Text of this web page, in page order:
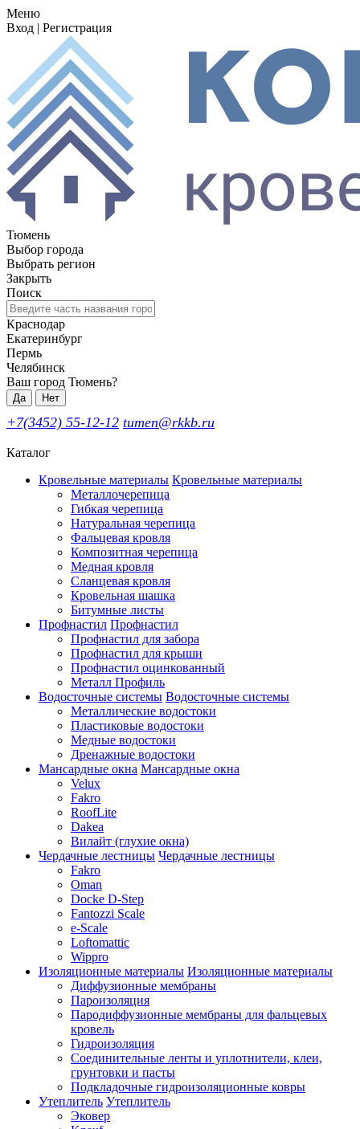
Меню
Вход | Регистрация
Тюмень
Выбор города
Выбрать регион
Закрыть
Поиск
Краснодар
Екатеринбург
Пермь
Челябинск
Ваш город Тюмень?
Да Нет
+7(3452) 55-12-12 tumen@rkkb.ru
Каталог
Кровельные материалы Кровельные материалы
Металлочерепица
Гибкая черепица
Натуральная черепица
Фальцевая кровля
Композитная черепица
Медная кровля
Сланцевая кровля
Кровельная шашка
Битумные листы
Профнастил Профнастил
Профнастил для забора
Профнастил для крыши
Профнастил оцинкованный
Металл Профиль
Водосточные системы Водосточные системы
Металлические водостоки
Пластиковые водостоки
Медные водостоки
Дренажные водостоки
Мансардные окна Мансардные окна
Velux
Fakro
RoofLite
Dakea
Вилайт (глухие окна)
Чердачные лестницы Чердачные лестницы
Fakro
Oman
Docke D-Step
Fantozzi Scale
e-Scale
Loftomattic
Wippro
Изоляционные материалы Изоляционные материалы
Диффузионные мембраны
Пароизоляция
Пародиффузионные мембраны для фальцевых
кровель
Гидроизоляция
Соединительные ленты и уплотнители, клеи,
грунтовки и пасты
Подкладочные гидроизоляционные ковры
Утеплитель Утеплитель
Эковер